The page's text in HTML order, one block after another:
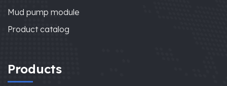
Mud pump module
Product catalog
Products